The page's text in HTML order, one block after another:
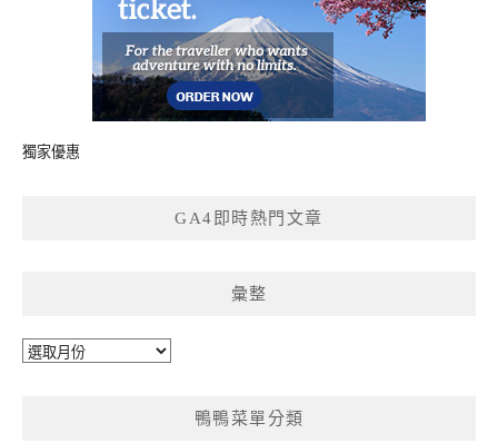
獨家優惠
GA4即時熱門文章
彙整
彙
鴨鴨菜單分類